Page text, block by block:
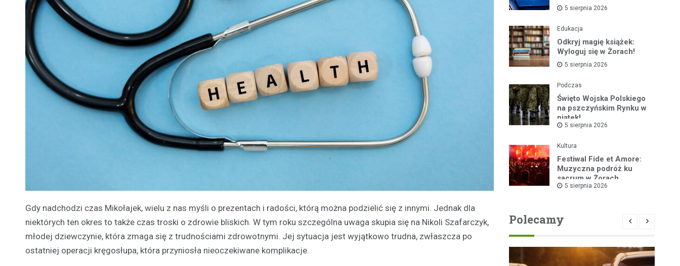
Gdy nadchodzi czas Mikołajek, wielu z nas myśli o prezentach i radości, którą można podzielić się z innymi. Jednak dla
niektórych ten okres to także czas troski o zdrowie bliskich. W tym roku szczególna uwaga skupia się na Nikoli Szafarczyk,
młodej dziewczynie, która zmaga się z trudnościami zdrowotnymi. Jej sytuacja jest wyjątkowo trudna, zwłaszcza po
ostatniej operacji kręgosłupa, która przyniosła nieoczekiwane komplikacje.
5 sierpnia 2026
Edukacja
Odkryj magię książek:
Wyloguj się w Żorach!
5 sierpnia 2026
Podczas
Święto Wojska Polskiego
na pszczyńskim Rynku w
piątek!
5 sierpnia 2026
Kultura
Festiwal Fide et Amore:
Muzyczna podróż ku
sacrum w Żorach
5 sierpnia 2026
Polecamy